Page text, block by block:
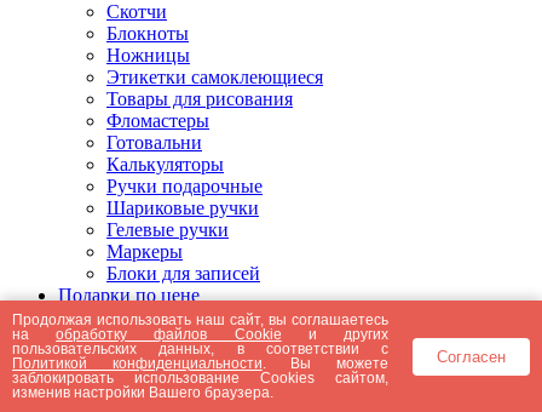
Скотчи
Блокноты
Ножницы
Этикетки самоклеющиеся
Товары для рисования
Фломастеры
Готовальни
Калькуляторы
Ручки подарочные
Шариковые ручки
Гелевые ручки
Маркеры
Блоки для записей
Подарки по цене
Подарки от 5000 рублей
Подарки до 5000 рублей
Подарки до 3000 рублей
Подарки до 2000 рублей
Подарки до 1000 рублей
Продолжая использовать наш сайт, вы соглашаетесь
наобработку файлов Cookie и других
пользовательских данных, в соответствии с
Политикой конфиденциальности . Вы можете
заблокировать использование Cookies сайтом,
изменив настройки Вашего браузера.
Согласен